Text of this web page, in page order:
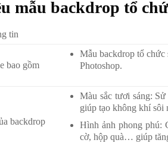
mẫu backdrop tổ
tin
bao gồm
Mẫu backdrop tổ chức
Photoshop.
backdrop
Màu sắc tươi sáng:
giúp tạo không khí sôi
Hình ảnh phong phú:
cờ, hộp quà… giúp